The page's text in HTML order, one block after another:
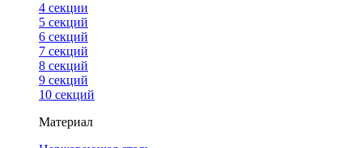
4 cекции
5 секций
6 секций
7 секций
8 секций
9 секций
10 секций
Материал